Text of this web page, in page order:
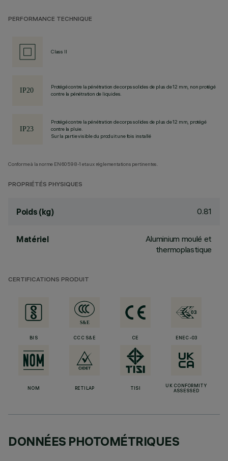
PERFORMANCE TECHNIQUE
Class II
Protégé contre la pénétration de corps solides de plus de 12 mm, non protégé
contre la pénétration de liquides.
Protégé contre la pénétration de corps solides de plus de 12 mm, protégé
contre la pluie.
Sur la partie visible du produit une fois installé
Conforme à la norme EN60598-1 et aux réglementations pertinentes.
PROPRIÉTÉS PHYSIQUES
Poids (kg) 0.81
Matériel
Aluminium moulé et
thermoplastique
CERTIFICATIONS PRODUIT
BIS CCC S&E CE ENEC-03
NOM RETILAP TISI
UK CONFORMITY
ASSESSED
DONNÉES PHOTOMÉTRIQUES